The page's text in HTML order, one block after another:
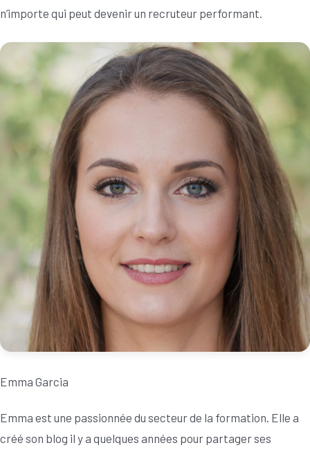
n’importe qui peut devenir un recruteur performant.
Emma Garcia
Emma est une passionnée du secteur de la formation. Elle a
créé son blog il y a quelques années pour partager ses